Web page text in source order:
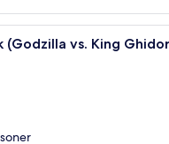
Rom,
(Godzilla vs. King